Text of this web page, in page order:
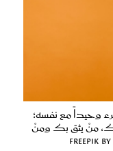
وحيداً مع نفسه؛
منْ يثق بك ومنْ